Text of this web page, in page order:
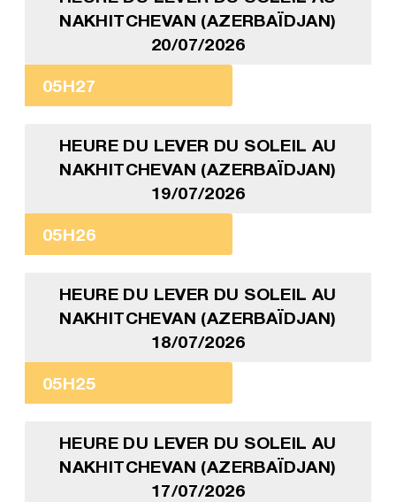
NAKHITCHEVAN (AZERBAÏDJAN)
20/07/2026
05H27
HEURE DU LEVER DU SOLEIL AU
NAKHITCHEVAN (AZERBAÏDJAN)
19/07/2026
05H26
HEURE DU LEVER DU SOLEIL AU
NAKHITCHEVAN (AZERBAÏDJAN)
18/07/2026
05H25
HEURE DU LEVER DU SOLEIL AU
NAKHITCHEVAN (AZERBAÏDJAN)
17/07/2026